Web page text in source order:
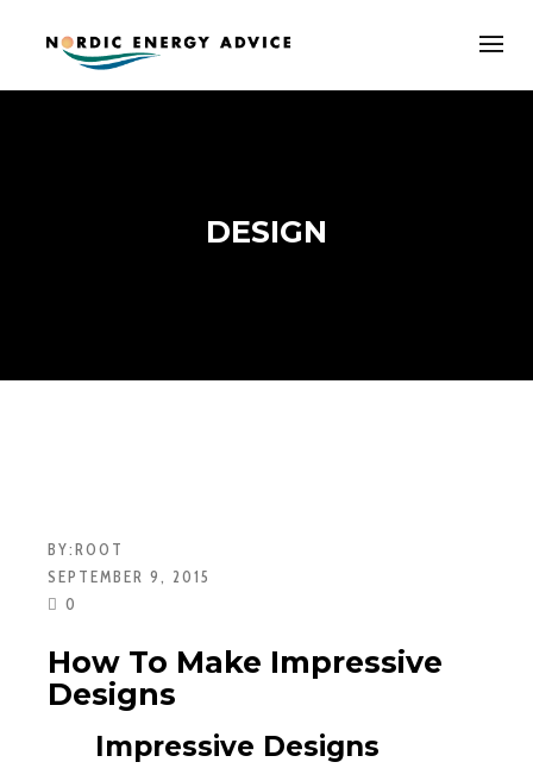
DESIGN
BY:ROOT
SEPTEMBER 9, 2015
0
How To Make Impressive
Designs
Impressive Designs